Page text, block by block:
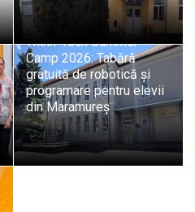
Think-Tech Summer
Camp 2026: Tabără
gratuită de robotică și
programare pentru elevii
din Maramureș